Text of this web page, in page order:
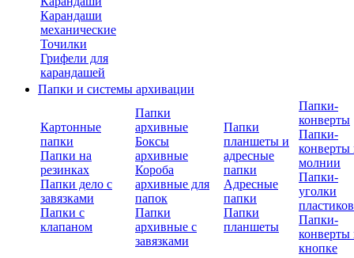
Карандаши
механические
Точилки
Грифели для
карандашей
Папки и системы архивации
Картонные
папки
Папки на
резинках
Папки дело с
завязками
Папки с
клапаном
Папки
архивные
Боксы
архивные
Короба
архивные для
папок
Папки
архивные с
завязками
Папки
планшеты и
адресные
папки
Адресные
папки
Папки
планшеты
Папки-
конверты
Папки-
конверты
молнии
Папки-
уголки
Папки-
конверты
кнопке